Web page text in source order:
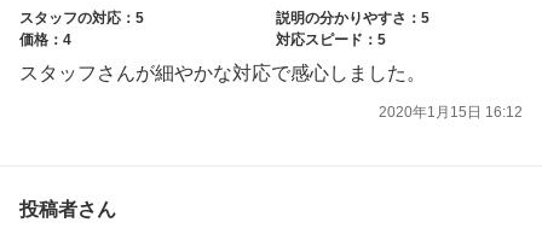
スタッフの対応：5
説明の分かりやすさ：5
価格：4
対応スピード：5
スタッフさんが細やかな対応で感心しました。
2020年1月15日 16:12
投稿者さん